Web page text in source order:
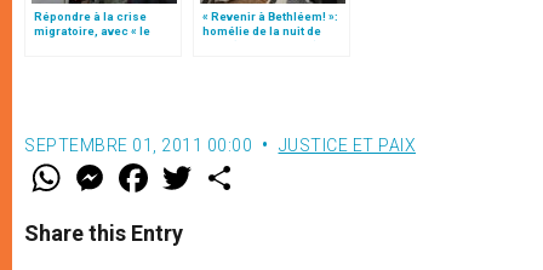
Répondre à la crise
migratoire, avec « le
« Revenir à Bethléem! »:
homélie de la nuit de
Noël (texte complet)
SEPTEMBRE 01, 2011 00:00 JUSTICE ET PAIX
W
t
s
M
e
s
e
F
a
e
b
w
Share this Entry